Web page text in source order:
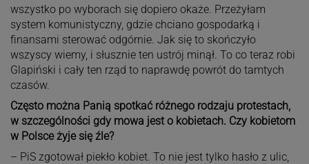
wszystko po wyborach się dopiero okaże. Przeżyłam
system komunistyczny, gdzie chciano gospodarką i
finansami sterować odgórnie. Jak się to skończyło
wszyscy wiemy, i słusznie ten ustrój minął. To co teraz robi
Glapiński i cały ten rząd to naprawdę powrót do tamtych
czasów.
Często można Panią spotkać różnego rodzaju protestach,
w szczególności gdy mowa jest o kobietach. Czy kobietom
w Polsce żyje się źle?
– PiS zgotował piekło kobiet. To nie jest tylko hasło z ulic,